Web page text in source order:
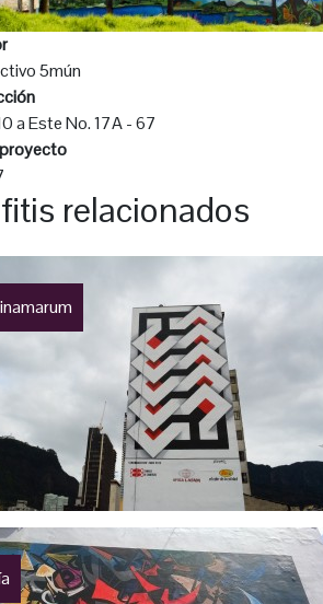
5mún
a Este No. 17A - 67
relacionados